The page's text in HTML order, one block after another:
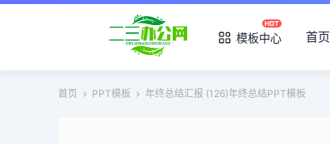
模板中心 首页
首页 PPT模板 年终总结汇报 (126)年终总结PPT模板